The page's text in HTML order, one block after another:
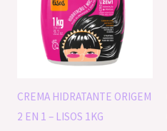
CREMA HIDRATANTE ORIGEM
2 EN 1 – LISOS 1KG